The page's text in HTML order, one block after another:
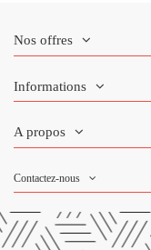
Nos offres
Informations
A propos
Contactez-nous